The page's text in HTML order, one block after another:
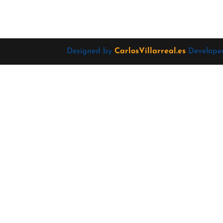
Designed byCarlosVillarreal.es